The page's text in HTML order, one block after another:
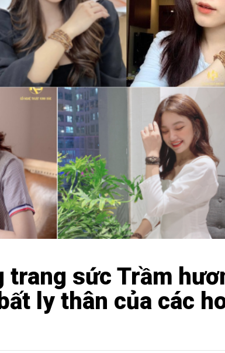
trang sức Trầm
ly thân của các